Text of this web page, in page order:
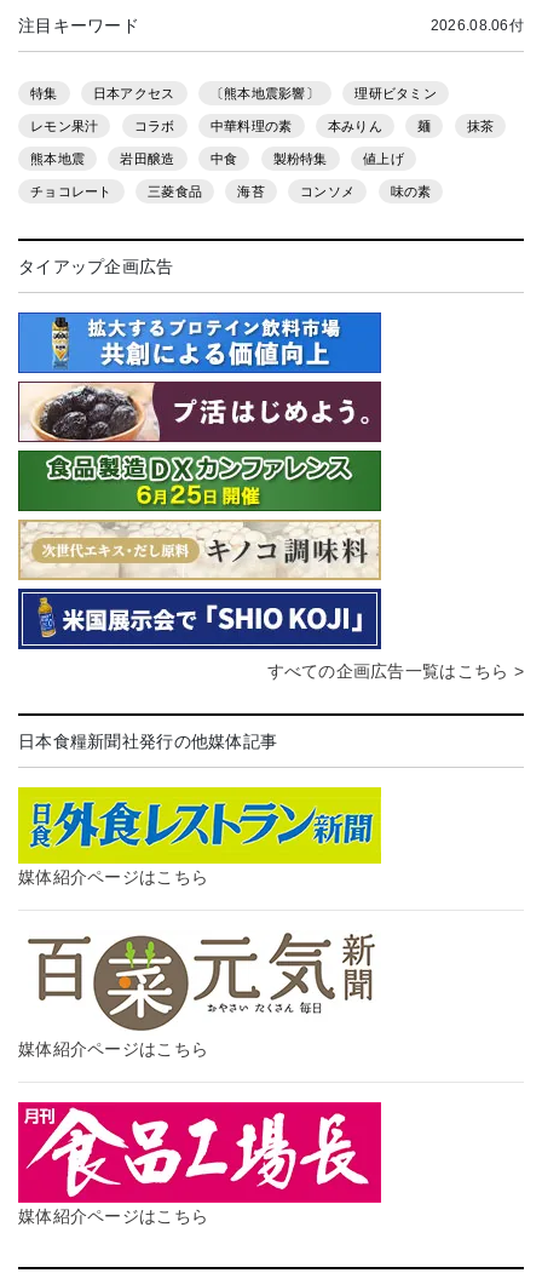
注目キーワード 2026.08.06付
特集 日本アクセス 〔熊本地震影響〕 理研ビタミン
レモン果汁 コラボ 中華料理の素 本みりん 麺 抹茶
熊本地震 岩田醸造 中食 製粉特集 値上げ
チョコレート 三菱食品 海苔 コンソメ 味の素
タイアップ企画広告
すべての企画広告一覧はこちら >
日本食糧新聞社発行の他媒体記事
媒体紹介ページはこちら
媒体紹介ページはこちら
媒体紹介ページはこちら